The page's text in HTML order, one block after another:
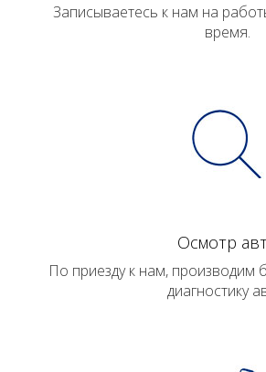
Записываетесь к нам на
время.
Осмотр
По приезду к нам, производим
диагностику